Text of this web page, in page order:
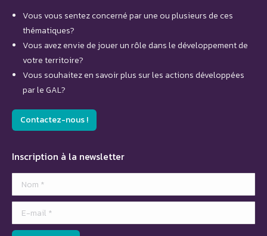
Vous vous sentez concerné par une ou plusieurs de ces
thématiques?
Vous avez envie de jouer un rôle dans le développement de
votre territoire?
Vous souhaitez en savoir plus sur les actions développées
par le GAL?
Contactez-nous !
Inscription à la newsletter
Nom *
E-mail *